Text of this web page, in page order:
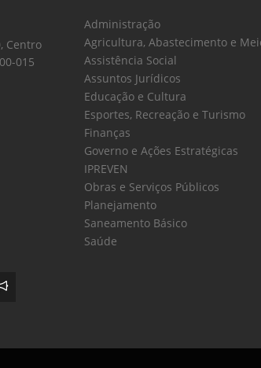
Centro
015
Administração
Agricultura, Abastecimento e
Assistência Social
Assuntos Jurídicos
Educação e Cultura
Esportes, Recreação e Turismo
Finanças
Governo e Ações Estratégicas
IPREVEN
Obras e Serviços Públicos
Planejamento
Saneamento Básico
Saúde